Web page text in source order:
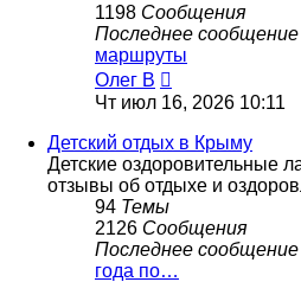
1198 Сообщения
Последнее сообщение
маршруты
Олег В
к
последнему
сообщению
Чт июл 16, 2026 10:11
Детский отдых в Крыму
Детские оздоровительные
отзывы об отдыхе и
94 Темы
2126 Сообщения
Последнее сообщение
года по…